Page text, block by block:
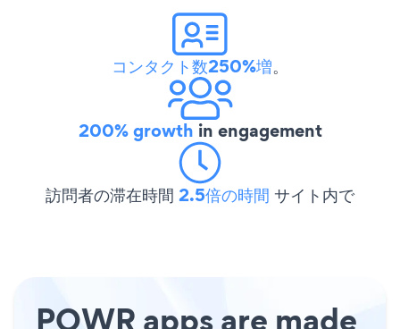
コンタクト数250%増。
200% growth in engagement
訪問者の滞在時間 2.5倍の時間 サイト内で